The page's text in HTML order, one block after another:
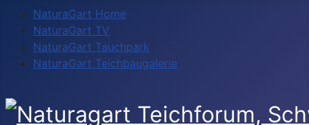
NaturaGart Home
NaturaGart TV
NaturaGart Tauchpark
NaturaGart Teichbaugalerie